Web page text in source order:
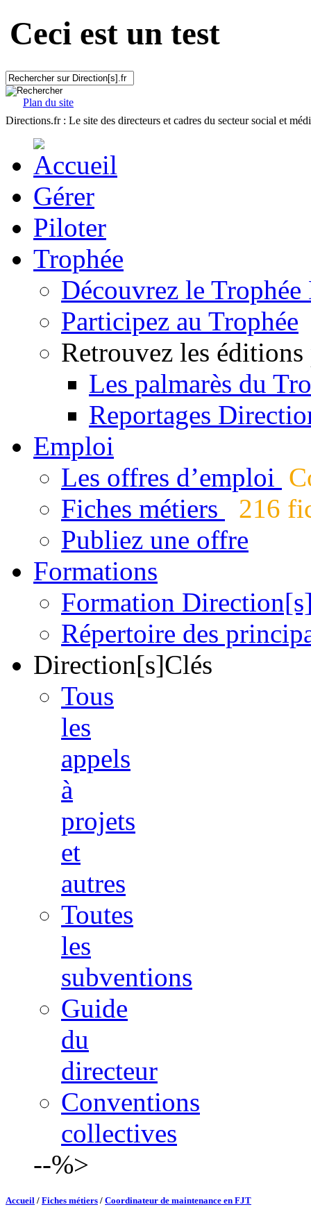
Ceci est un test
Plan du site
Directions.fr : Le site des directeurs et cadres du secteur social et
Gérer
Piloter
Trophée
Découvrez le
Participez au Trophée
Retrouvez les éditions
Les palmarès du
Reportages
Emploi
Les offres d’emploi
Fiches métiers
216
Publiez une offre
Formations
Formation
Répertoire des
Direction[s]Clés
Tous
les
appels
à
projets
et
autres
Toutes
les
subventions
Guide
du
directeur
Conventions
collectives
--%>
Accueil / Fiches métiers / Coordinateur de maintenance en FJT